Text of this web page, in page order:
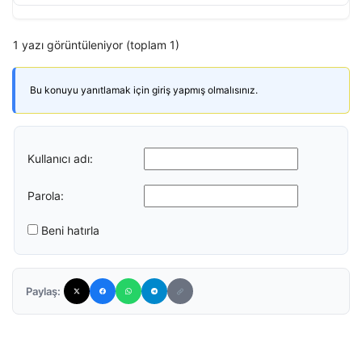
1 yazı görüntüleniyor (toplam 1)
Bu konuyu yanıtlamak için giriş yapmış olmalısınız.
Kullanıcı adı:
Parola:
Beni hatırla
Paylaş: